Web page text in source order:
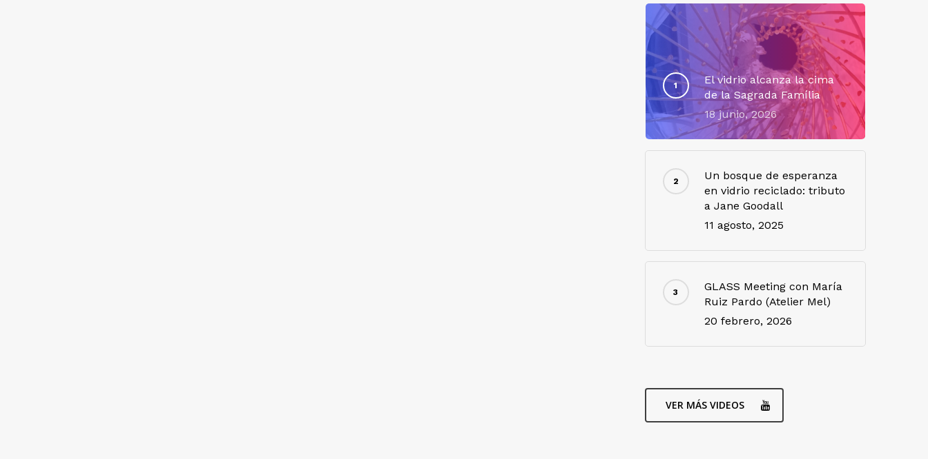
El vidrio alcanza la cima
de la Sagrada Família
18 junio, 2026
Un bosque de esperanza
en vidrio reciclado: tributo
a Jane Goodall
11 agosto, 2025
GLASS Meeting con María
Ruiz Pardo (Atelier Mel)
20 febrero, 2026
VER MÁS VIDEOS